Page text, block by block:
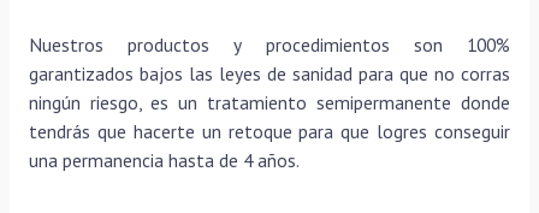
Nuestros productos y procedimientos son 100%
garantizados bajos las leyes de sanidad para que no corras
ningún riesgo, es un tratamiento semipermanente donde
tendrás que hacerte un retoque para que logres conseguir
una permanencia hasta de 4 años.